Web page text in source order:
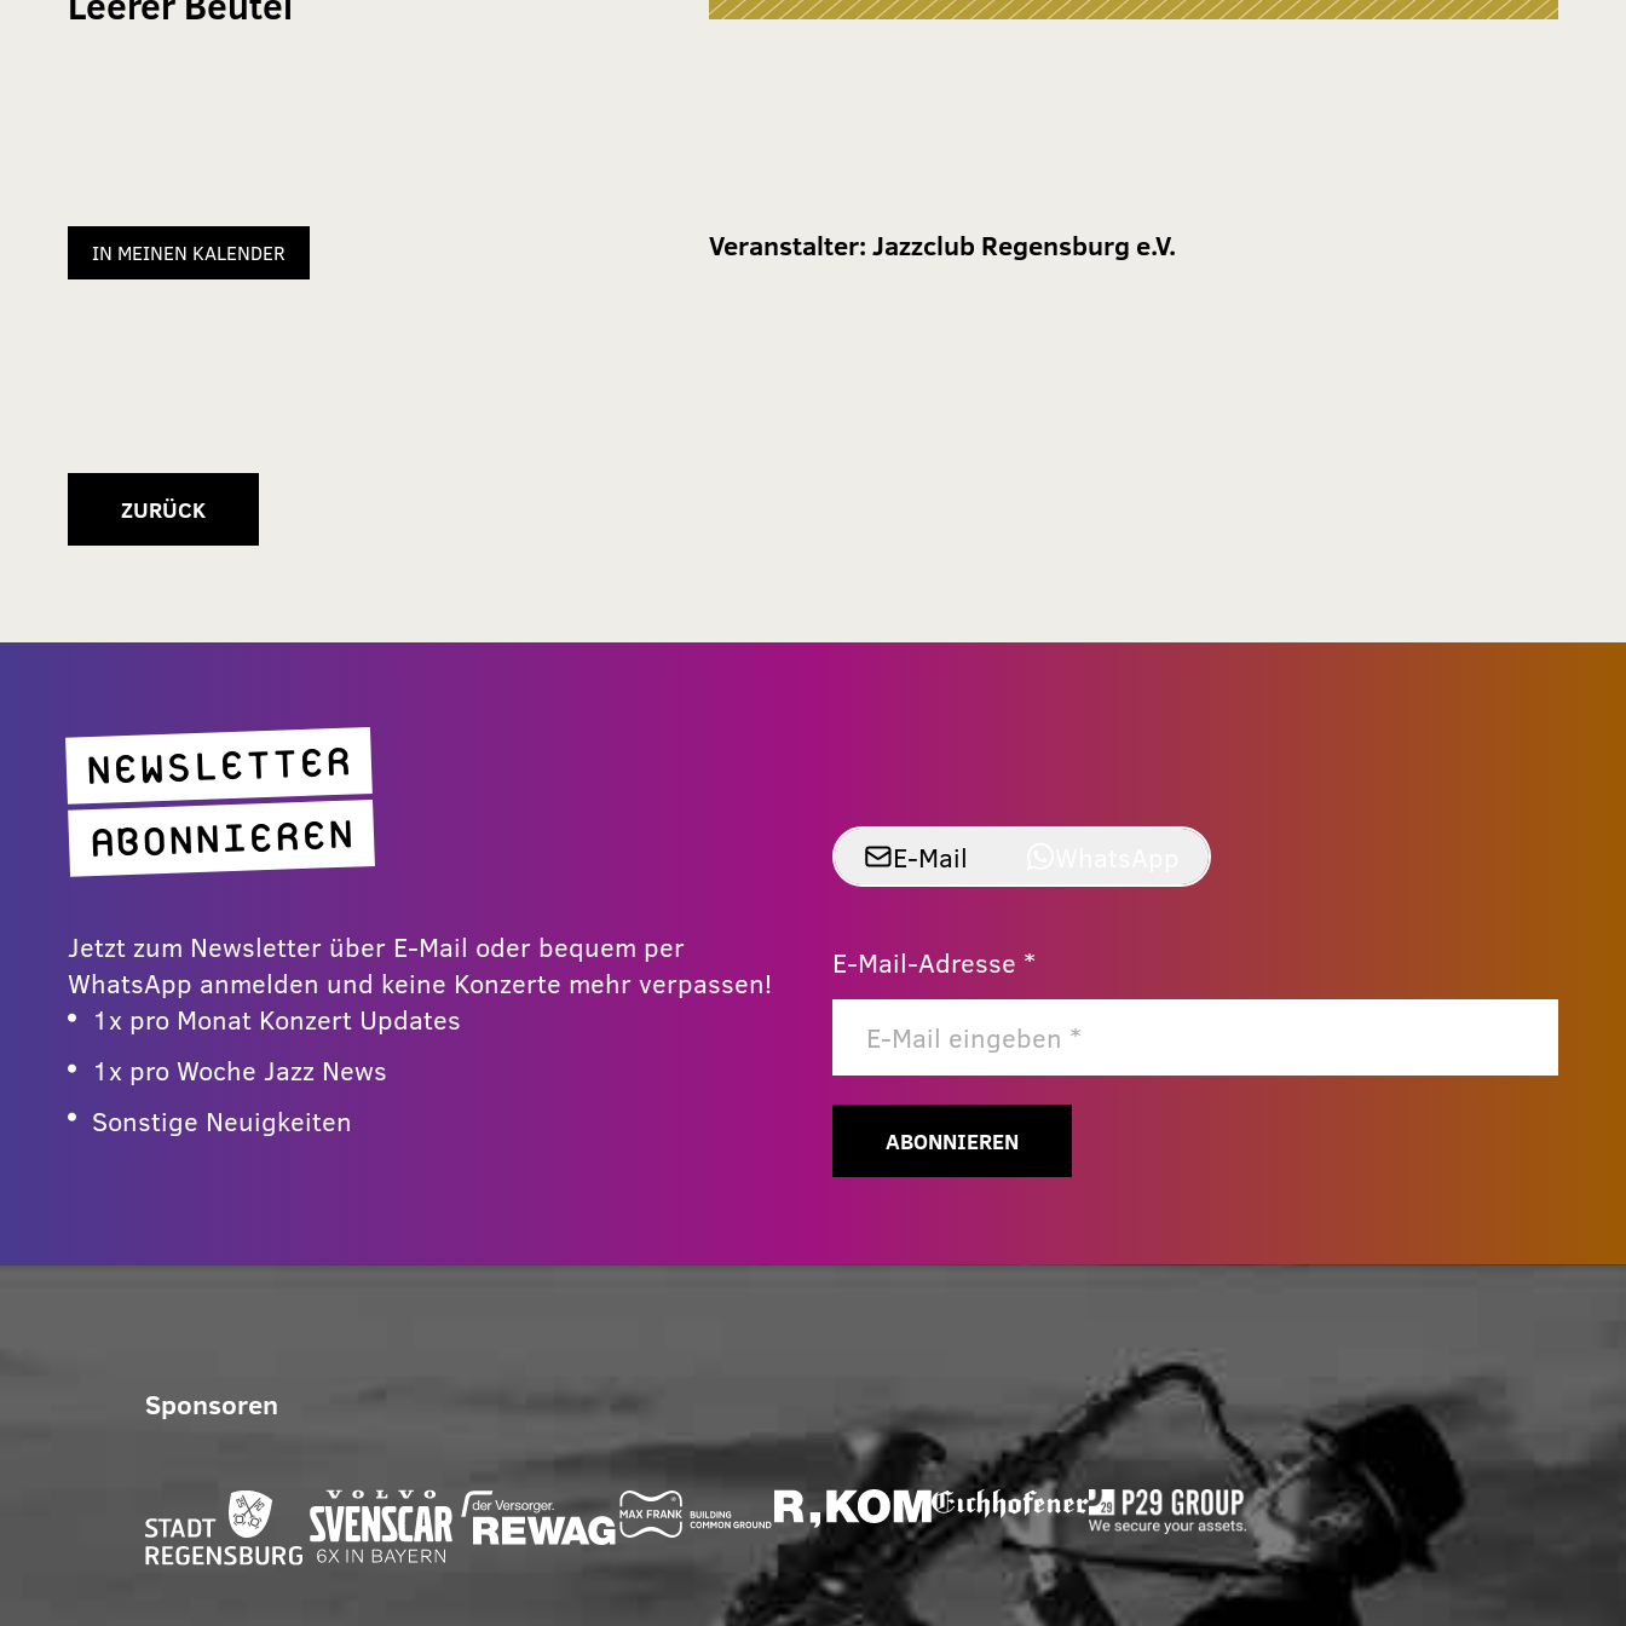
IN MEINEN KALENDER Veranstalter: Jazzclub Regensburg e.V.
ZURÜCK
NEWSLETTER
ABONNIEREN
Jetzt zum Newsletter über E-Mail oder bequem per
WhatsApp anmelden und keine Konzerte mehr verpassen!
1x pro Monat Konzert Updates
1x pro Woche Jazz News
Sonstige Neuigkeiten
E-Mail
E-Mail-Adresse *
ABONNIEREN
Sponsoren